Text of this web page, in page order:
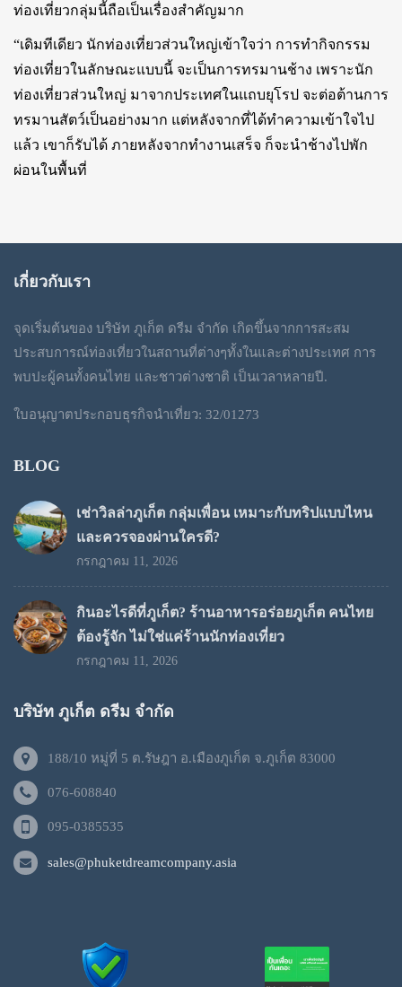
ท่องเที่ยวกลุ่มนี้ถือเป็นเรื่องสำคัญมาก
“เดิมทีเดียว นักท่องเที่ยวส่วนใหญ่เข้าใจว่า การทำกิจกรรม
ท่องเที่ยวในลักษณะแบบนี้ จะเป็นการทรมานช้าง เพราะนัก
ท่องเที่ยวส่วนใหญ่ มาจากประเทศในแถบยุโรป จะต่อต้านการ
ทรมานสัตว์เป็นอย่างมาก แต่หลังจากที่ได้ทำความเข้าใจไป
แล้ว เขาก็รับได้ ภายหลังจากทำงานเสร็จ ก็จะนำช้างไปพัก
ผ่อนในพื้นที่
เกี่ยวกับเรา
จุดเริ่มต้นของ บริษัท ภูเก็ต ดรีม จำกัด เกิดขึ้นจากการสะสม
ประสบการณ์ท่องเที่ยวในสถานที่ต่างๆทั้งในและต่างประเทศ การ
พบปะผู้คนทั้งคนไทย และชาวต่างชาติ เป็นเวลาหลายปี.
ใบอนุญาตประกอบธุรกิจนำเที่ยว: 32/01273
BLOG
เช่าวิลล่าภูเก็ต กลุ่มเพื่อน เหมาะกับทริปแบบไหน
และควรจองผ่านใครดี?
กรกฎาคม 11, 2026
กินอะไรดีที่ภูเก็ต? ร้านอาหารอร่อยภูเก็ต คนไทย
ต้องรู้จัก ไม่ใช่แค่ร้านนักท่องเที่ยว
กรกฎาคม 11, 2026
บริษัท ภูเก็ต ดรีม จำกัด
188/10 หมู่ที่ 5 ต.รัษฎา อ.เมืองภูเก็ต จ.ภูเก็ต 83000
076-608840
095-0385535
sales@phuketdreamcompany.asia